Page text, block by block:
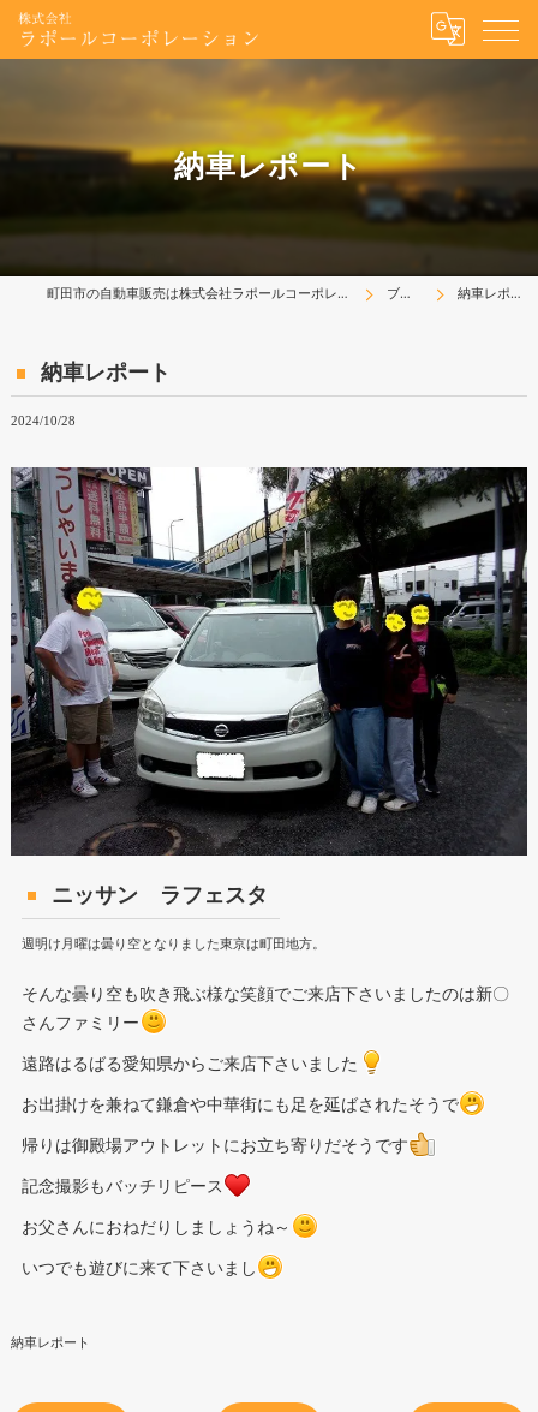
納車レポート
町田市の自動車販売は株式会社ラポールコーポレーション ブログ 納車レポート
納車レポート
2024/10/28
ニッサン ラフェスタ
週明け月曜は曇り空となりました東京は町田地方。
そんな曇り空も吹き飛ぶ様な笑顔でご来店下さいましたのは新〇
さんファミリー
遠路はるばる愛知県からご来店下さいました
お出掛けを兼ねて鎌倉や中華街にも足を延ばされたそうで
帰りは御殿場アウトレットにお立ち寄りだそうです
記念撮影もバッチリピース
お父さんにおねだりしましょうね～
いつでも遊びに来て下さいまし
納車レポート